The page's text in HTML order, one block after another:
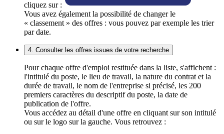
cliquez sur :
Vous avez également la possibilité de changer le
« classement » des offres : vous pouvez par exemple les trier
par date.
4. Consulter les offres issues de votre recherche
Pour chaque offre d'emploi restituée dans la liste, s'affichent :
l'intitulé du poste, le lieu de travail, la nature du contrat et la
durée de travail, le nom de l'entreprise si précisé, les 200
premiers caractères du descriptif du poste, la date de
publication de l'offre.
Vous accédez au détail d'une offre en cliquant sur son intitulé
ou sur le logo sur la gauche. Vous retrouvez :